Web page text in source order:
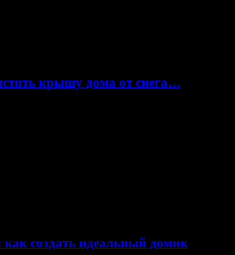
крышу дома от снега…
создать идеальный домик